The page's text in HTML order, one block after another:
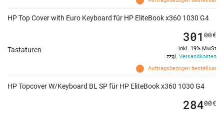
HP Top Cover with Euro Keyboard für HP EliteBook x360 1030 G4
Tastaturen
Auftragsbezogen bestellbar
301 00€
inkl. 19% MwSt
zzgl. Versandkosten
HP Topcover W/Keyboard BL SP für HP EliteBook x360 1030 G4
28400€